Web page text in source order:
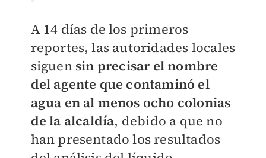
A 14 días de los primeros
reportes, las autoridades locales
siguen sin precisar el nombre
del agente que contaminó el
agua en al menos ocho colonias
de la alcaldía, debido a que no
han presentado los resultados